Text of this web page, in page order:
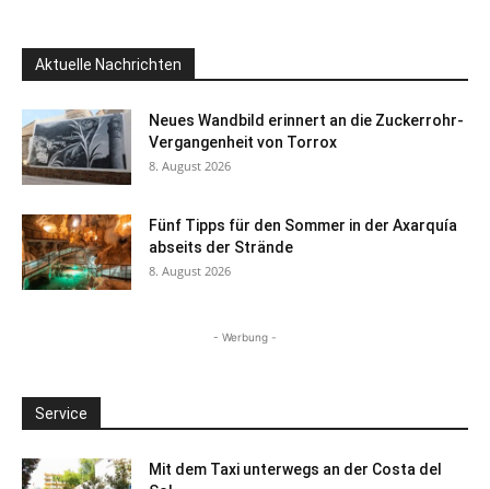
Aktuelle Nachrichten
Neues Wandbild erinnert an die Zuckerrohr-
Vergangenheit von Torrox
8. August 2026
Fünf Tipps für den Sommer in der Axarquía
abseits der Strände
8. August 2026
- Werbung -
Service
Mit dem Taxi unterwegs an der Costa del